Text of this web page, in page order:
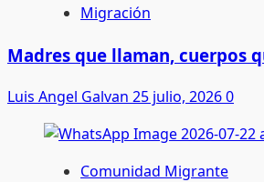
Migración
Madres que llaman, cuerpos
Luis Angel Galvan 25 julio, 20260
Comunidad Migrante